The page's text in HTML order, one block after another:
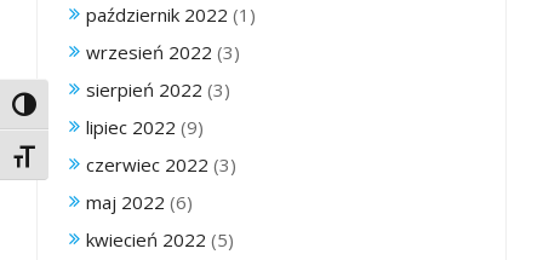
Toggle High Contrast
Toggle Font size
październik 2022 (1)
wrzesień 2022 (3)
sierpień 2022 (3)
lipiec 2022 (9)
czerwiec 2022 (3)
maj 2022 (6)
kwiecień 2022 (5)